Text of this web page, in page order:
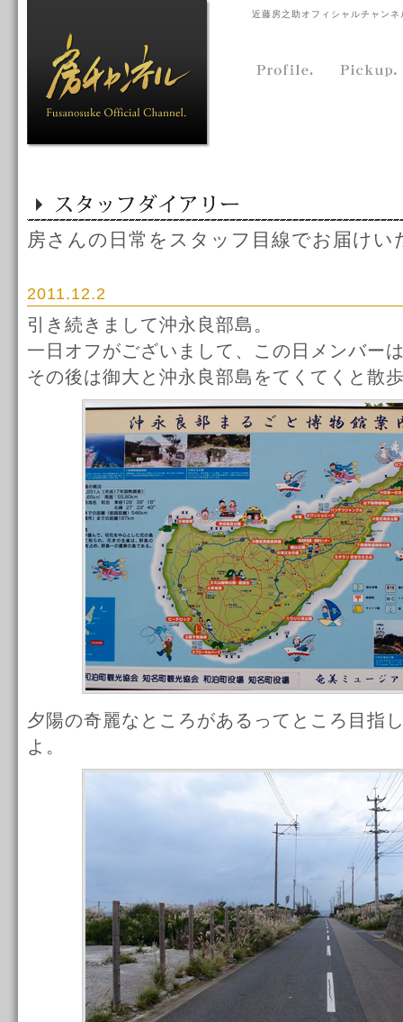
近藤房之助オフィシャルチャン
房さんの日常をスタッフ目線でお届けい
2011.12.2
引き続きまして沖永良部島。
一日オフがございまして、この日メンバー
その後は御大と沖永良部島をてくてくと散
夕陽の奇麗なところがあるってところ目指
よ。